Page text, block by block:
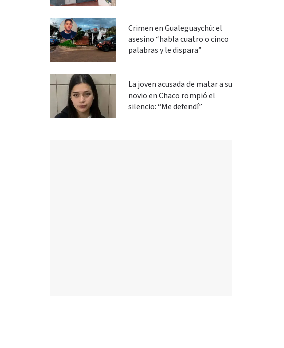
Crimen en Gualeguaychú: el
asesino “habla cuatro o cinco
palabras y le dispara”
La joven acusada de matar a su
novio en Chaco rompió el
silencio: “Me defendí”